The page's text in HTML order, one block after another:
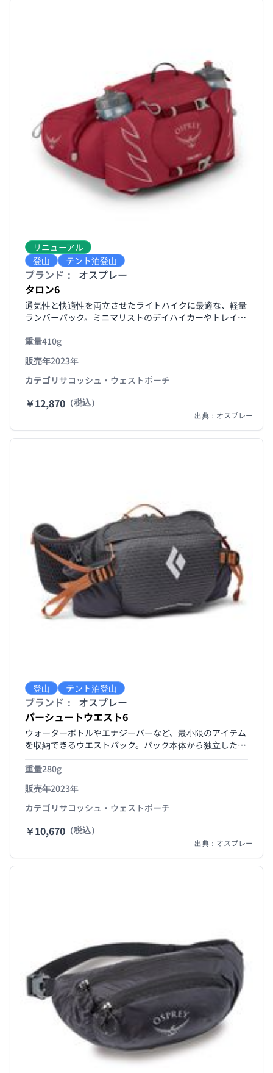
リニューアル
登山
テント泊登山
ブランド：
オスプレー
タロン6
通気性と快適性を両立させたライトハイクに最適な、軽量
ランバーパック。ミニマリストのデイハイカーやトレイル
ランナーなど、余分な荷物を持たずに必需品を準備したい
人にぴったりです。ウォーターボトル2本、レインジャケ
ット、トレイルサイドでの軽食を入れるスペースがあり、
身軽でスピーディーな冒険におすすめのアイテムです。
重量410g
販売年2023年
カテゴリサコッシュ・ウェストポーチ
￥12,870 （税込）
出典：オスプレー
登山 テント泊登山
ブランド：
オスプレー
パーシュートウエスト6
ウォーターボトルやエナジーバーなど、最小限のアイテム
を収納できるウエストパック。パック本体から独立した
「コンティニュアスフィット 」ヒップベルトが腰を包み
込むようにフィットします。通気性に優れたバックパネル
は100％リサイクルファブリック製。
重量280g
販売年2023年
カテゴリサコッシュ・ウェストポーチ
￥10,670 （税込）
出典：オスプレー